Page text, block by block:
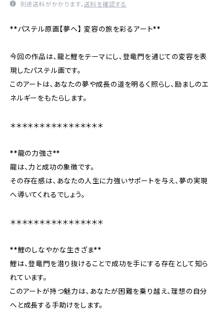
別途送料がかかります。送料を確認する
**パステル原画【夢へ】 変容の旅を彩るアート**
今回の作品は、龍と鯉をテーマにし、登竜門を通じての変容を表
現したパステル画です。
このアートは、あなたの夢や成長の道を明るく照らし、励ましのエ
ネルギーをもたらします。
＊＊＊＊＊＊＊＊＊＊＊＊＊＊＊＊
**龍の力強さ**
龍は、力と成功の象徴です。
その存在感は、あなたの人生に力強いサポートを与え、夢の実現
へ導いてくれるでしょう。
＊＊＊＊＊＊＊＊＊＊＊＊＊＊＊＊
**鯉のしなやかな生きざま**
鯉は、登竜門を潜り抜けることで成功を手にする存在として知ら
れています。
このアートが持つ魅力は、あなたが困難を乗り越え、理想の自分
へと成長する手助けをします。